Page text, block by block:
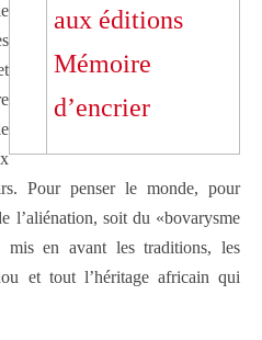
aux éditions
Mémoire
d’encrier
Pour penser le monde, pour
l’aliénation, soit du «bovarysme
mis en avant les traditions, les
et tout l’héritage africain qui